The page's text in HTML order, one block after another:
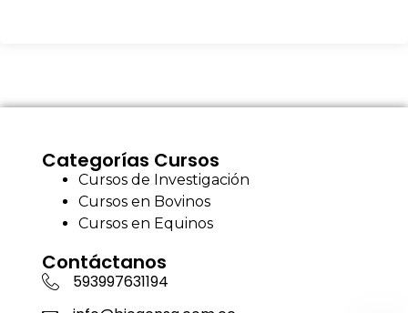
Categorías Cursos
Cursos de Investigación
Cursos en Bovinos
Cursos en Equinos
Contáctanos
593997631194